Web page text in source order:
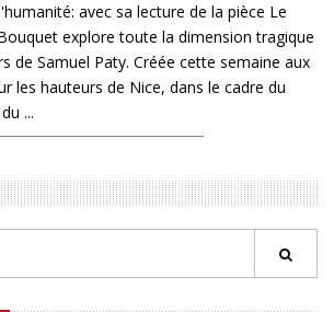
avec sa lecture de la pièce Le
explore toute la dimension tragique
de Samuel Paty. Créée cette semaine aux
les hauteurs de Nice, dans le cadre du
...